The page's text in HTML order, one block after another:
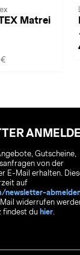
Matrei
€
Gutscheine,
von der
E-Mail erhalten.
auf
newsletter-
widerrufen
findest du hier.